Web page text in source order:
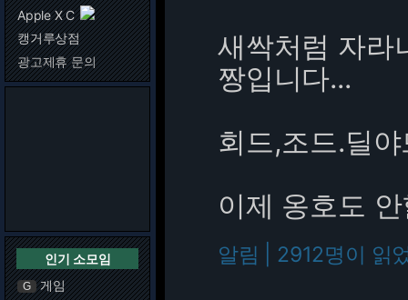
Apple X C
캥거루상점
광고제휴 문의
인기 소모임
G 게임
새싹처럼 자라
짱입니다...
회드,조드.딜
이제 옹호도
알림 | 2912명이 읽